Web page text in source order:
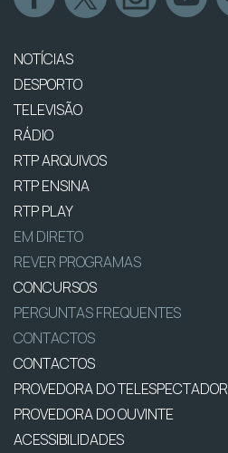
NOTÍCIAS
DESPORTO
TELEVISÃO
RÁDIO
RTP ARQUIVOS
RTP ENSINA
RTP PLAY
EM DIRETO
REVER PROGRAMAS
CONCURSOS
PERGUNTAS FREQUENTES
CONTACTOS
CONTACTOS
PROVEDORA DO TELESPECTADOR
PROVEDORA DO OUVINTE
ACESSIBILIDADES